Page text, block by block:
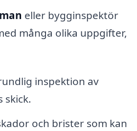
eller bygginspektör
många olika uppgifter,
inspektion av
skick.
och brister som kan